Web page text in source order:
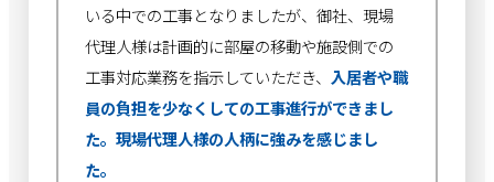
いる中での工事となりましたが、御社、現場
代理人様は計画的に部屋の移動や施設側での
工事対応業務を指示していただき、 入居者や職
員の負担を少なくしての工事進行ができまし
た。現場代理人様の人柄に強みを感じまし
た。